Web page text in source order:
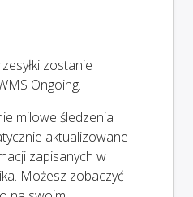
zostanie
Ongoing.
milowe śledzenia
aktualizowane
zapisanych w
Możesz zobaczyć